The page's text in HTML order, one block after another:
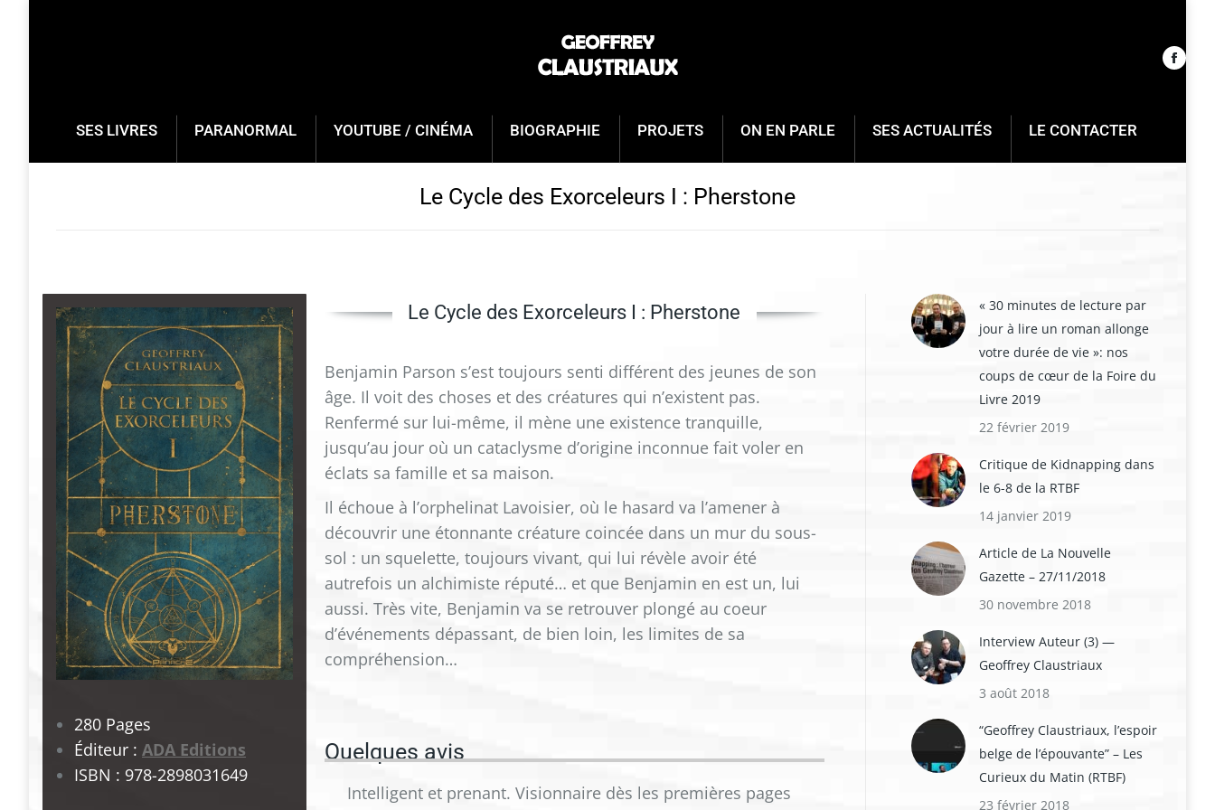
SES LIVRES PARANORMAL YOUTUBE / CINÉMA BIOGRAPHIE PROJETS ON EN PARLE SES ACTUALITÉS LE CONTACTER
Le Cycle des Exorceleurs I : Pherstone
280 Pages
Éditeur : ADA Editions
ISBN : 978-2898031649
Le Cycle des Exorceleurs I : Pherstone
Benjamin Parson s’est toujours senti différent des jeunes de son
âge. Il voit des choses et des créatures qui n’existent pas.
Renfermé sur lui-même, il mène une existence tranquille,
jusqu’au jour où un cataclysme d’origine inconnue fait voler en
éclats sa famille et sa maison.
Il échoue à l’orphelinat Lavoisier, où le hasard va l’amener à
découvrir une étonnante créature coincée dans un mur du sous-
sol : un squelette, toujours vivant, qui lui révèle avoir été
autrefois un alchimiste réputé… et que Benjamin en est un, lui
aussi. Très vite, Benjamin va se retrouver plongé au coeur
d’événements dépassant, de bien loin, les limites de sa
compréhension…
Quelques avis
Intelligent et prenant. Visionnaire dès les premières pages
« 30 minutes de lecture par
jour à lire un roman allonge
votre durée de vie »: nos
coups de cœur de la Foire du
Livre 2019
22 février 2019
Critique de Kidnapping dans
le 6-8 de la RTBF
14 janvier 2019
Article de La Nouvelle
Gazette – 27/11/2018
30 novembre 2018
Interview Auteur (3) —
Geoffrey Claustriaux
3 août 2018
“Geoffrey Claustriaux, l’espoir
belge de l’épouvante” – Les
Curieux du Matin (RTBF)
23 février 2018